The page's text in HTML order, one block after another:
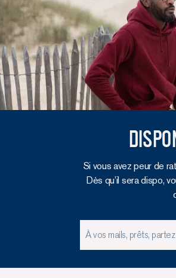
Si vous avez peur de
Dès qu’il sera dispo,